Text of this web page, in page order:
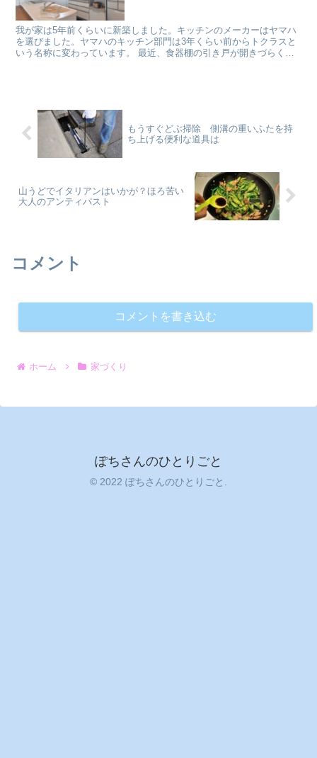
我が家は5年前くらいに新築しました。キッチンのメーカーはヤマハ
を選びました。ヤマハのキッチン部門は3年くらい前からトクラスと
いう名称に変わっています。 最近、食器棚の引き戸が開きづらくな
もうすぐどぶ掃除 側溝の重いふたを持
ち上げる便利な道具は
山うどでイタリアンはいかが？ほろ苦い
大人のアンティパスト
コメント
コメントを書き込む
ホーム 家づくり
ぽちさんのひとりごと
© 2022 ぽちさんのひとりごと.